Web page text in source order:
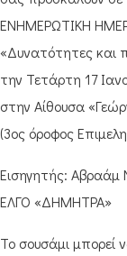
ΕΝΗΜΕΡΩΤΙΚΗ
«Δυνατότητες και
την Τετάρτη 17
στην Αίθουσα
(3ος όροφος
Εισηγητής: Αβραάμ
ΕΛΓΟ «ΔΗΜΗΤΡΑ»
Το σουσάμι μπορεί